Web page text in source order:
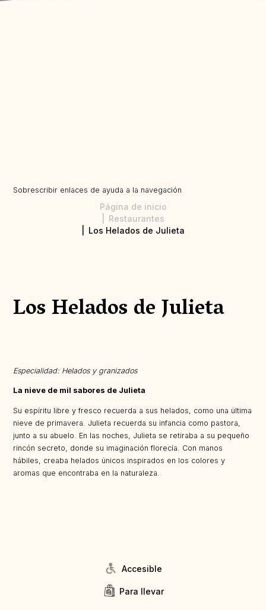
Sobrescribir enlaces de ayuda a la navegación
Página de inicio
Restaurantes
Los Helados de Julieta
Los Helados de Julieta
Especialidad: Helados y granizados
La nieve de mil sabores de Julieta
Su espíritu libre y fresco recuerda a sus helados, como una última
nieve de primavera. Julieta recuerda su infancia como pastora,
junto a su abuelo. En las noches, Julieta se retiraba a su pequeño
rincón secreto, donde su imaginación florecía. Con manos
hábiles, creaba helados únicos inspirados en los colores y
aromas que encontraba en la naturaleza.
Accesible
Para llevar